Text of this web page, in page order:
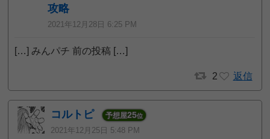
攻略
2021年12月28日 6:25 PM
[…] みんパチ 前の投稿 […]
2 返信
コルトピ 予想屋25位
2021年12月25日 5:48 PM